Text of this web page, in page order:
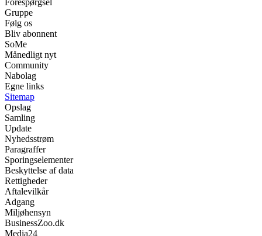
Forespørgsel
Gruppe
Følg os
Bliv abonnent
SoMe
Månedligt nyt
Community
Nabolag
Egne links
Sitemap
Opslag
Samling
Update
Nyhedsstrøm
Paragraffer
Sporingselementer
Beskyttelse af data
Rettigheder
Aftalevilkår
Adgang
Miljøhensyn
BusinessZoo.dk
Media24